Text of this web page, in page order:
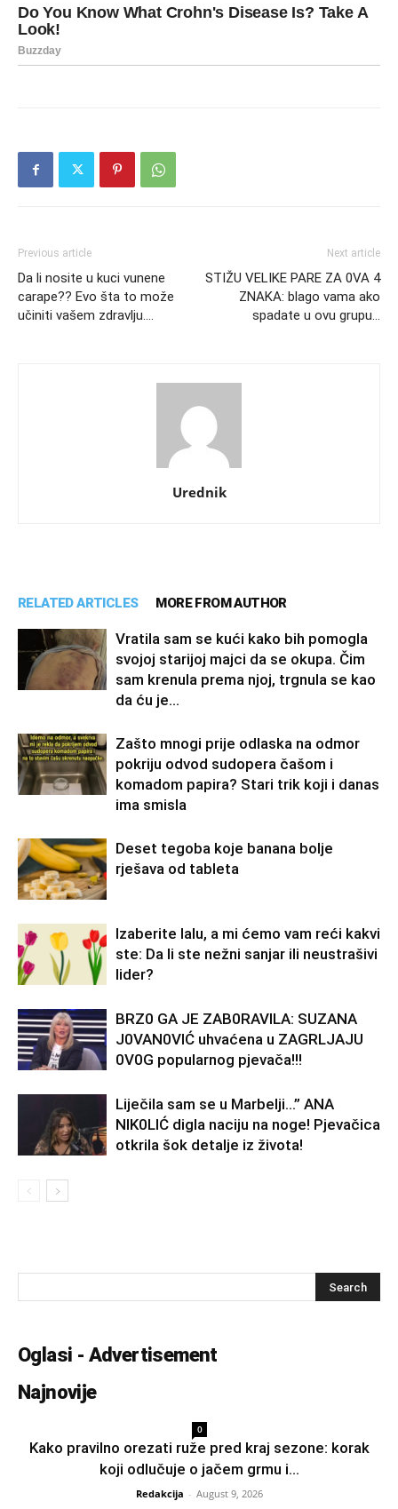
Previous article
Da li nosite u kuci vunene
carape?? Evo šta to može
učiniti vašem zdravlju….
Next article
STIŽU VELIKE PARE ZA 0VA 4
ZNAKA: blago vama ako
spadate u ovu grupu…
Urednik
RELATED ARTICLES MORE FROM AUTHOR
Vratila sam se kući kako bih pomogla
svojoj starijoj majci da se okupa. Čim
sam krenula prema njoj, trgnula se kao
da ću je...
Zašto mnogi prije odlaska na odmor
pokriju odvod sudopera čašom i
komadom papira? Stari trik koji i danas
ima smisla
Deset tegoba koje banana bolje
rješava od tableta
Izaberite lalu, a mi ćemo vam reći kakvi
ste: Da li ste nežni sanjar ili neustrašivi
lider?
BRZ0 GA JE ZAB0RAVlLA: SUZANA
J0VAN0VIĆ uhvaćena u ZAGRLJAJU
0V0G popularnog pjevača!!!
Liječila sam se u Marbelji…” ANA
NlK0LlĆ digla naciju na noge! Pjevačica
otkrila šok detalje iz života!
Oglasi - Advertisement
Najnovije
0
Kako pravilno orezati ruže pred kraj sezone: korak
koji odlučuje o jačem grmu i...
Redakcija - August 9, 2026